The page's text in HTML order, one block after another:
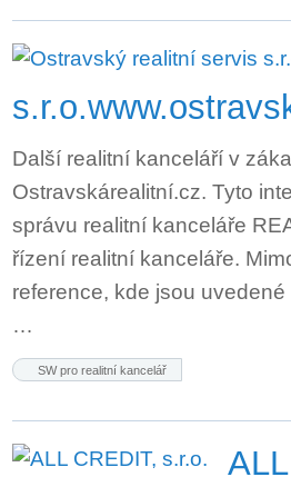
s.r.o.
Další realitní kanceláří v
Ostravskárealitní.cz. Tyto
správu realitní kanceláře
řízení realitní kanceláře.
reference, kde jsou
…
SW pro realitní kancelář